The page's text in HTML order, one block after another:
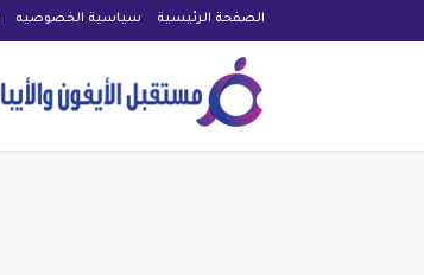
الصفحة الرئيسية سياسية الخصوصيه